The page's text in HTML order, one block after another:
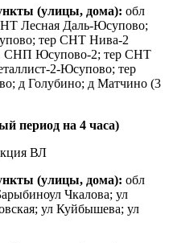
(улицы, дома): обл
Лесная Даль-Юсупово;
тер СНТ Нива-2
СНП Юсупово-2; тер СНТ
2-Юсупово; тер
д Голубино; д Матчино (3
период на 4 часа)
ВЛ
(улицы, дома): обл
Чкалова; ул
ул Куйбышева; ул